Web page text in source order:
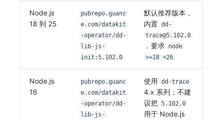
Node.js
18 到 25
pubrepo.guanc
e.com/datakit
-operator/dd-
lib-js-
init:5.102.0
默认推荐版本，
内置 dd-
trace@5.102.0
，要求 node
>=18 <26
Node.js
16
pubrepo.guanc
e.com/datakit
-operator/dd-
lib-js-
使用 dd-trace
4.x 系列；不建
议把 5.102.0
用于 Node.js